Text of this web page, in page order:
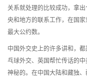
关系就处理的比较成功，拿
央和地方的联系工作，在国
最大公约数。
中国外交史上的许多讲和，
乓球外交、英国帮忙传话的
神秘的。在中国大陆和藏独